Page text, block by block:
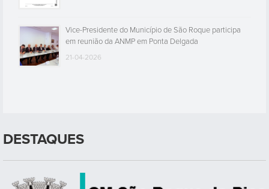
Vice-Presidente do Município de São Roque participa
em reunião da ANMP em Ponta Delgada
21-04-2026
DESTAQUES